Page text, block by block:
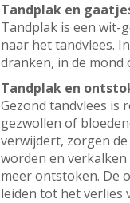
Tandplak en
Tandplak is een wit-
naar het tandvlees.
dranken, in de mond
Tandplak en
Gezond tandvlees is
gezwollen of
verwijdert, zorgen
worden en
meer ontstoken. De
leiden tot het verlies